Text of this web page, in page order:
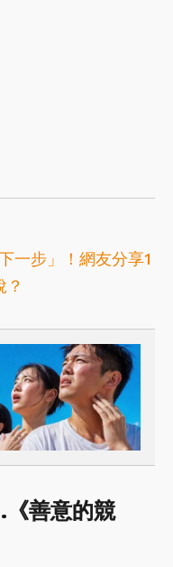
一步」！網友分享1
善意的競